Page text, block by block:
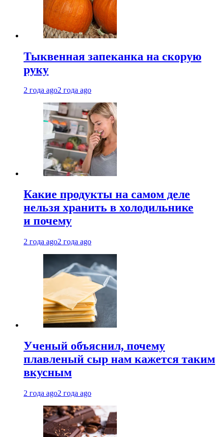
Тыквенная запеканка на скорую
руку
2 года ago2 года ago
Какие продукты на самом деле
нельзя хранить в холодильнике
и почему
2 года ago2 года ago
Ученый объяснил, почему
плавленый сыр нам кажется таким
вкусным
2 года ago2 года ago